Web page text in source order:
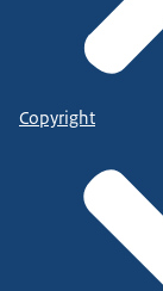
Copyright